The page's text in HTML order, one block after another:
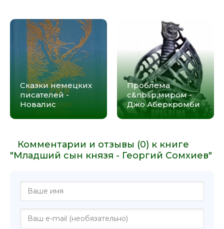
Сказки немецких
писателей -
Новалис
Проблема
с&nbsp;миром -
Джо Аберкромби
Комментарии и отзывы (0) к книге
"Младший сын князя - Георгий Сомхиев"